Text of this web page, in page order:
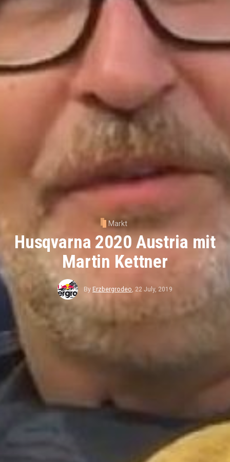
Markt
Husqvarna 2020 Austria mit
Martin Kettner
By Erzbergrodeo 22 July, 2019